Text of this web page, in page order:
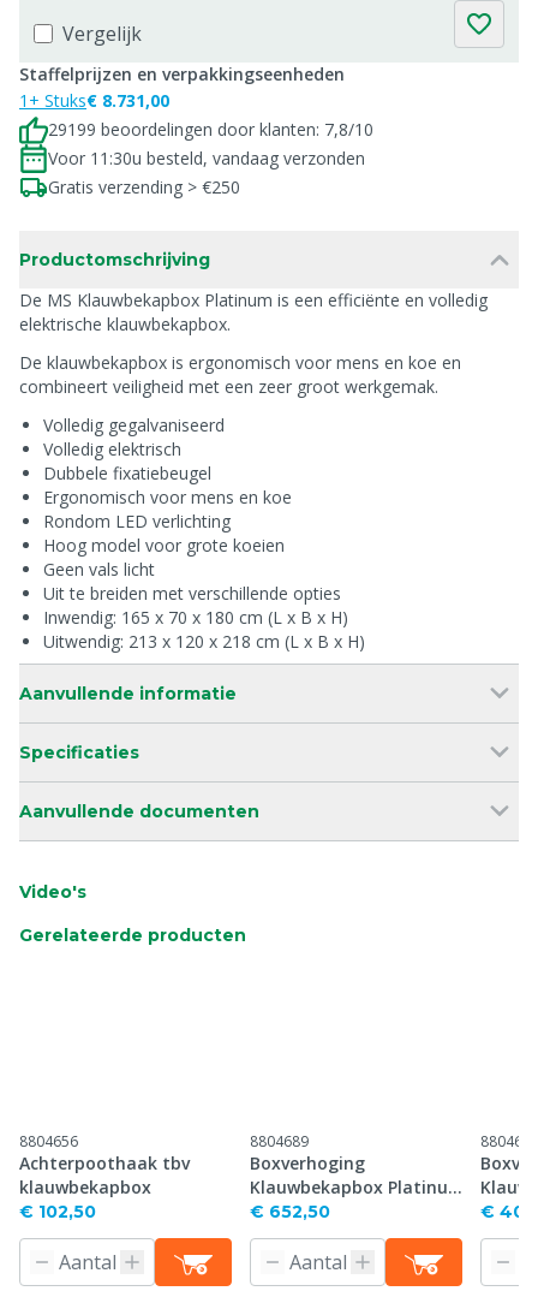
Vergelijk
Staffelprijzen en verpakkingseenheden
1+ Stuks€ 8.731,00
29199 beoordelingen door klanten: 7,8/10
Voor 11:30u besteld, vandaag verzonden
Gratis verzending > €250
Productomschrijving
De MS Klauwbekapbox Platinum is een efficiënte en volledig
elektrische klauwbekapbox.
De klauwbekapbox is ergonomisch voor mens en koe en
combineert veiligheid met een zeer groot werkgemak.
Volledig gegalvaniseerd
Volledig elektrisch
Dubbele fixatiebeugel
Ergonomisch voor mens en koe
Rondom LED verlichting
Hoog model voor grote koeien
Geen vals licht
Uit te breiden met verschillende opties
Inwendig: 165 x 70 x 180 cm (L x B x H)
Uitwendig: 213 x 120 x 218 cm (L x B x H)
Aanvullende informatie
Specificaties
Aanvullende documenten
Video's
Gerelateerde producten
8804656
Achterpoothaak tbv
klauwbekapbox
€ 102,50
8804689
Boxverhoging
Klauwbekapbox Platinum
& Silver, met palletlepels,
p/set
€ 652,50
8804699
&
€